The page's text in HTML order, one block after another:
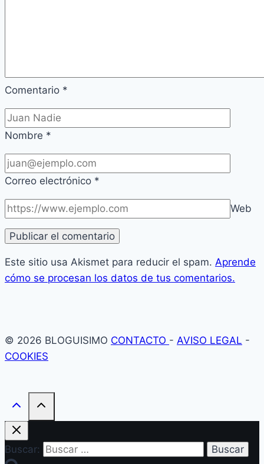
Comentario *
Nombre *
Correo electrónico *
Web
Este sitio usa Akismet para reducir el spam. Aprende
cómo se procesan los datos de tus comentarios.
© 2026 BLOGUISIMO CONTACTO - AVISO LEGAL -
COOKIES
Buscar: